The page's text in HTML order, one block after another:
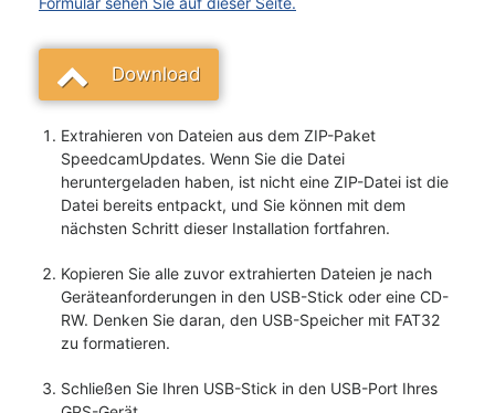
Download
Extrahieren von Dateien aus dem ZIP-Paket
SpeedcamUpdates. Wenn Sie die Datei
heruntergeladen haben, ist nicht eine ZIP-Datei ist die
Datei bereits entpackt, und Sie können mit dem
nächsten Schritt dieser Installation fortfahren.
Kopieren Sie alle zuvor extrahierten Dateien je nach
Geräteanforderungen in den USB-Stick oder eine CD-
RW. Denken Sie daran, den USB-Speicher mit FAT32
zu formatieren.
Schließen Sie Ihren USB-Stick in den USB-Port Ihres